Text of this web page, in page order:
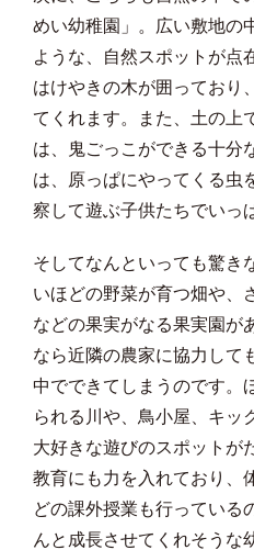
めい幼稚園」。広い敷地の
ような、自然スポットが点
はけやきの木が囲っており
てくれます。また、土の上
は、鬼ごっこができる十分
は、原っぱにやってくる虫
察して遊ぶ子供たちでいっ
そしてなんといっても驚き
いほどの野菜が育つ畑や、
などの果実がなる果実園が
なら近隣の農家に協力して
中でできてしまうのです。
られる川や、鳥小屋、キッ
大好きな遊びのスポットが
教育にも力を入れており、
どの課外授業も行っている
んと成長させてくれそうな